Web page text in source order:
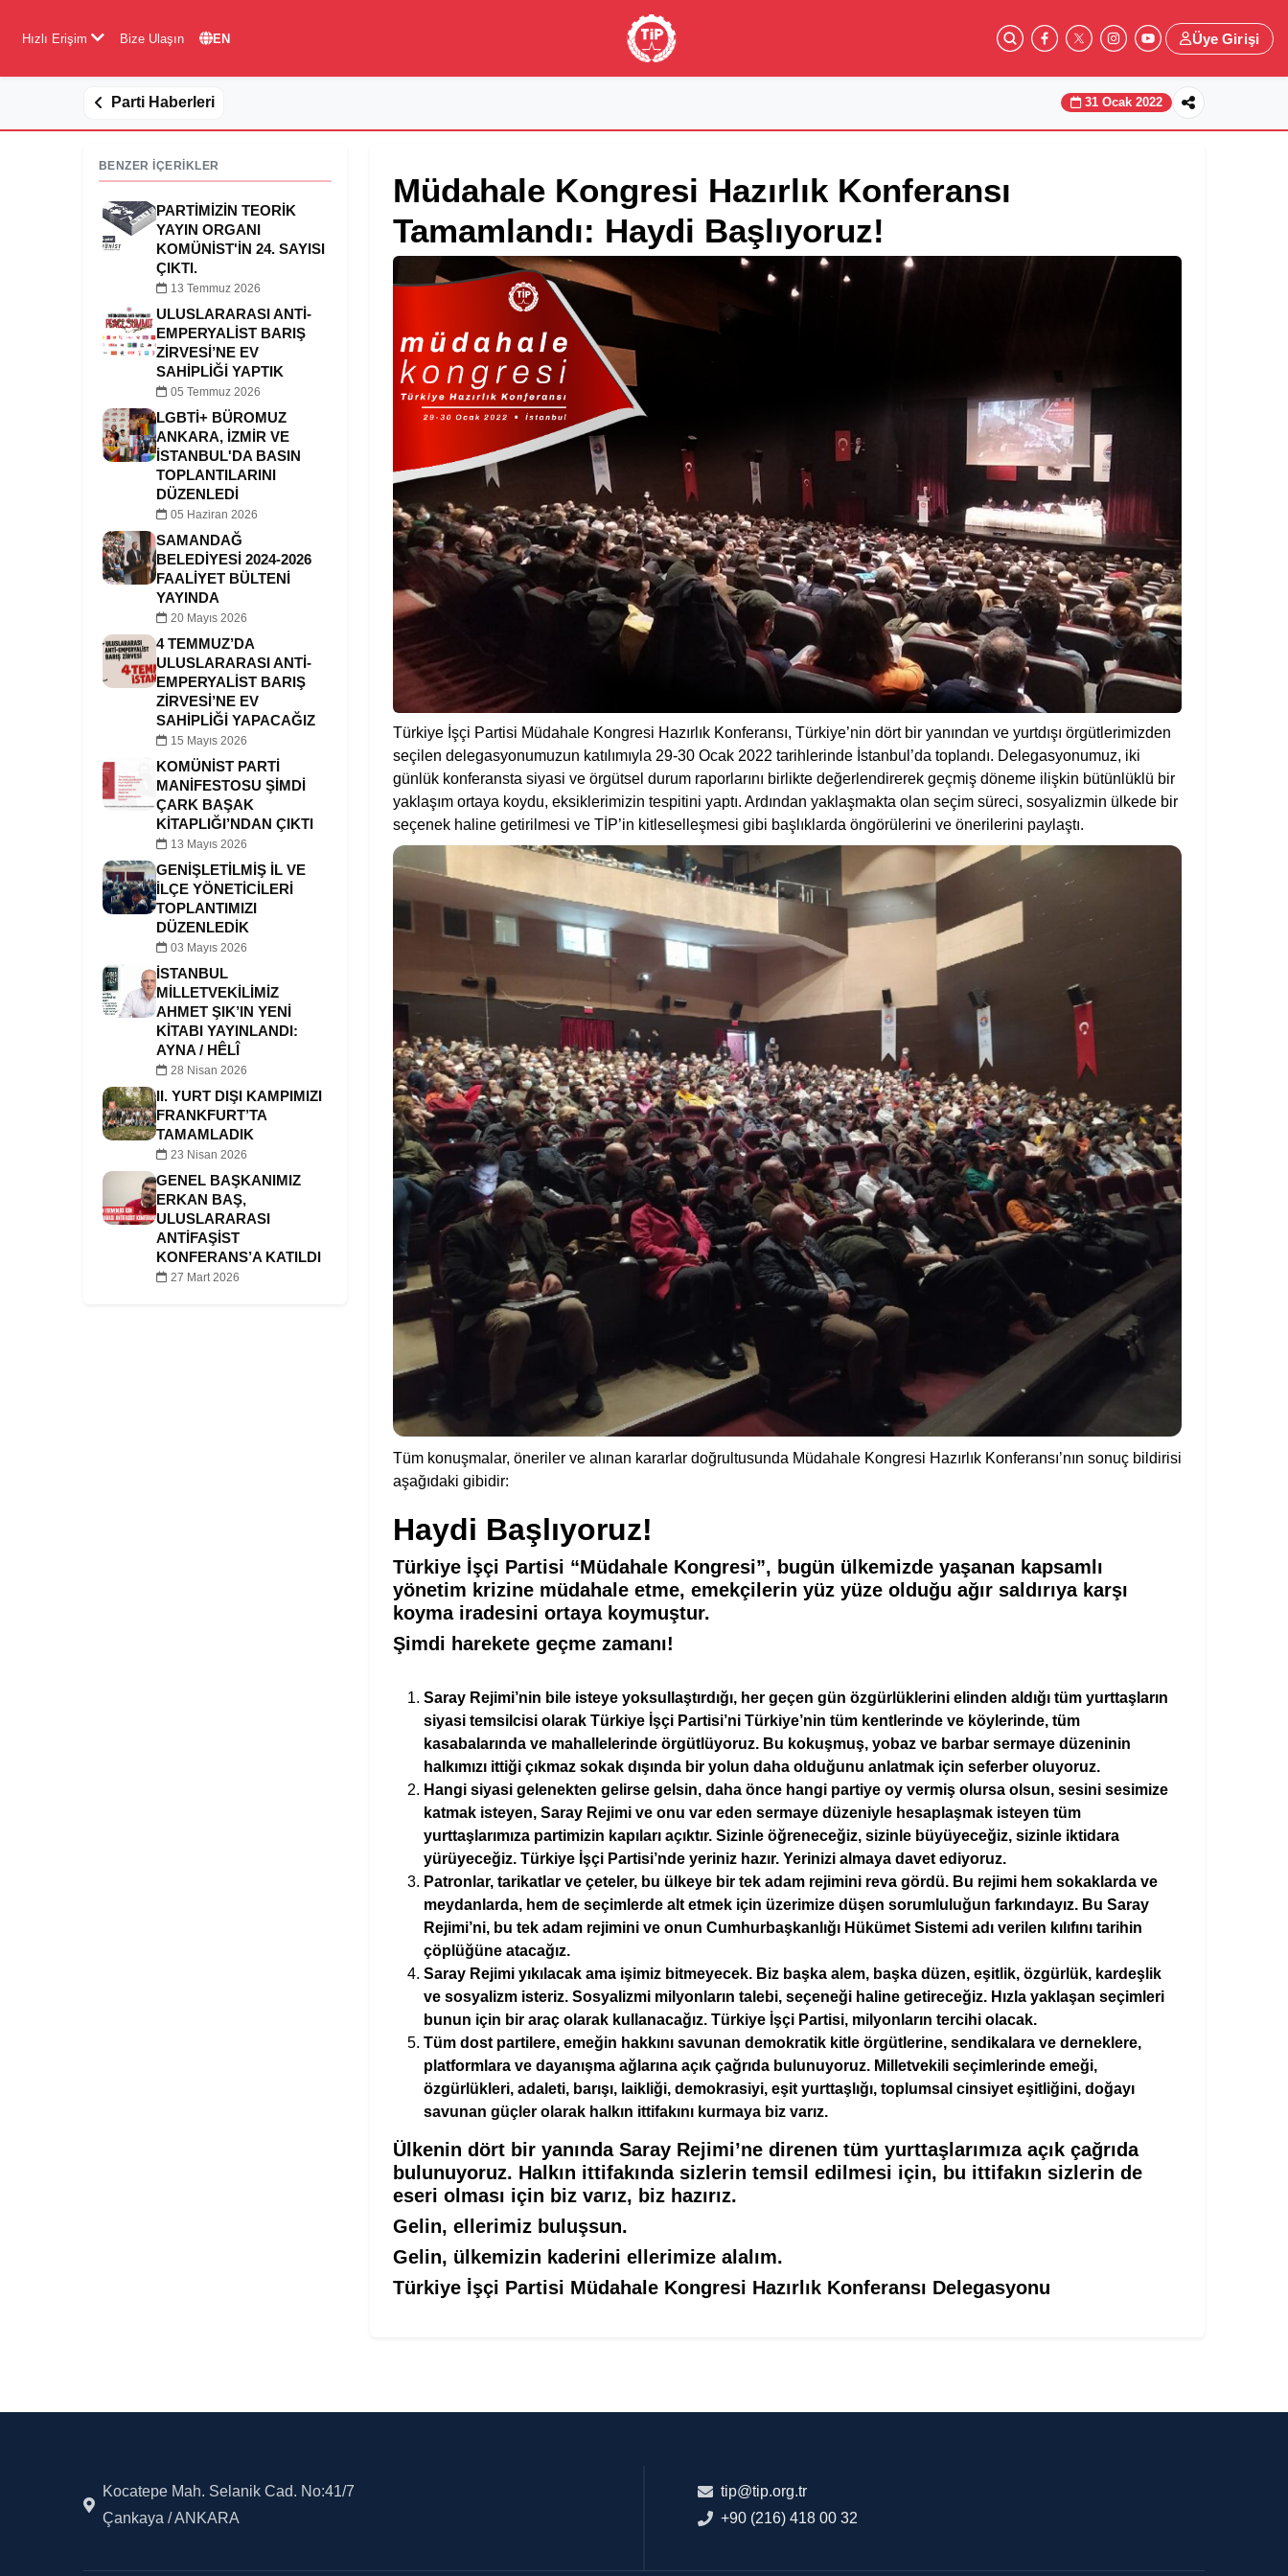
Hızlı Erişim Bize Ulaşın EN Üye Girişi
Parti Haberleri 31 Ocak 2022
BENZER İÇERİKLER
PARTIMIZIN TEORIK
YAYIN ORGANI
KOMÜNIST'IN 24. SAYISI
ÇIKTI.
13 Temmuz 2026
ULUSLARARASI ANTI-
EMPERYALIST BARIŞ
ZIRVESI’NE EV
SAHIPLIĞI YAPTIK
05 Temmuz 2026
LGBTİ+ BÜROMUZ
ANKARA, İZMIR VE
İSTANBUL'DA BASIN
TOPLANTILARINI
DÜZENLEDI
05 Haziran 2026
SAMANDAĞ
BELEDIYESI 2024-2026
FAALIYET BÜLTENI
YAYINDA
20 Mayıs 2026
4 TEMMUZ’DA
ULUSLARARASI ANTI-
EMPERYALIST BARIŞ
ZIRVESI’NE EV
SAHIPLIĞI YAPACAĞIZ
15 Mayıs 2026
KOMÜNIST PARTI
MANIFESTOSU ŞIMDI
ÇARK BAŞAK
KITAPLIĞI’NDAN ÇIKTI
13 Mayıs 2026
GENIŞLETILMIŞ İL VE
İLÇE YÖNETICILERI
TOPLANTIMIZI
DÜZENLEDIK
03 Mayıs 2026
İSTANBUL
MILLETVEKILIMIZ
AHMET ŞIK’IN YENI
KITABI YAYINLANDI:
AYNA / HÊLÎ
28 Nisan 2026
II. YURT DIŞI KAMPIMIZI
FRANKFURT’TA
TAMAMLADIK
23 Nisan 2026
GENEL BAŞKANIMIZ
ERKAN BAŞ,
ULUSLARARASI
ANTIFAŞIST
KONFERANS’A KATILDI
27 Mart 2026
Müdahale Kongresi Hazırlık Konferansı
Tamamlandı: Haydi Başlıyoruz!
Türkiye İşçi Partisi Müdahale Kongresi Hazırlık Konferansı, Türkiye’nin dört bir yanından ve yurtdışı örgütlerimizden
seçilen delegasyonumuzun katılımıyla 29-30 Ocak 2022 tarihlerinde İstanbul’da toplandı. Delegasyonumuz, iki
günlük konferansta siyasi ve örgütsel durum raporlarını birlikte değerlendirerek geçmiş döneme ilişkin bütünlüklü bir
yaklaşım ortaya koydu, eksiklerimizin tespitini yaptı. Ardından yaklaşmakta olan seçim süreci, sosyalizmin ülkede bir
seçenek haline getirilmesi ve TİP’in kitleselleşmesi gibi başlıklarda öngörülerini ve önerilerini paylaştı.
Tüm konuşmalar, öneriler ve alınan kararlar doğrultusunda Müdahale Kongresi Hazırlık Konferansı’nın sonuç bildirisi
aşağıdaki gibidir:
Haydi Başlıyoruz!
Türkiye İşçi Partisi “Müdahale Kongresi”, bugün ülkemizde yaşanan kapsamlı
yönetim krizine müdahale etme, emekçilerin yüz yüze olduğu ağır saldırıya karşı
koyma iradesini ortaya koymuştur.
Şimdi harekete geçme zamanı!
Saray Rejimi’nin bile isteye yoksullaştırdığı, her geçen gün özgürlüklerini elinden aldığı tüm yurttaşların
siyasi temsilcisi olarak Türkiye İşçi Partisi’ni Türkiye’nin tüm kentlerinde ve köylerinde, tüm
kasabalarında ve mahallelerinde örgütlüyoruz. Bu kokuşmuş, yobaz ve barbar sermaye düzeninin
halkımızı ittiği çıkmaz sokak dışında bir yolun daha olduğunu anlatmak için seferber oluyoruz.
Hangi siyasi gelenekten gelirse gelsin, daha önce hangi partiye oy vermiş olursa olsun, sesini sesimize
katmak isteyen, Saray Rejimi ve onu var eden sermaye düzeniyle hesaplaşmak isteyen tüm
yurttaşlarımıza partimizin kapıları açıktır. Sizinle öğreneceğiz, sizinle büyüyeceğiz, sizinle iktidara
yürüyeceğiz. Türkiye İşçi Partisi’nde yeriniz hazır. Yerinizi almaya davet ediyoruz.
Patronlar, tarikatlar ve çeteler, bu ülkeye bir tek adam rejimini reva gördü. Bu rejimi hem sokaklarda ve
meydanlarda, hem de seçimlerde alt etmek için üzerimize düşen sorumluluğun farkındayız. Bu Saray
Rejimi’ni, bu tek adam rejimini ve onun Cumhurbaşkanlığı Hükümet Sistemi adı verilen kılıfını tarihin
çöplüğüne atacağız.
Saray Rejimi yıkılacak ama işimiz bitmeyecek. Biz başka alem, başka düzen, eşitlik, özgürlük, kardeşlik
ve sosyalizm isteriz. Sosyalizmi milyonların talebi, seçeneği haline getireceğiz. Hızla yaklaşan seçimleri
bunun için bir araç olarak kullanacağız. Türkiye İşçi Partisi, milyonların tercihi olacak.
Tüm dost partilere, emeğin hakkını savunan demokratik kitle örgütlerine, sendikalara ve derneklere,
platformlara ve dayanışma ağlarına açık çağrıda bulunuyoruz. Milletvekili seçimlerinde emeği,
özgürlükleri, adaleti, barışı, laikliği, demokrasiyi, eşit yurttaşlığı, toplumsal cinsiyet eşitliğini, doğayı
savunan güçler olarak halkın ittifakını kurmaya biz varız.
Ülkenin dört bir yanında Saray Rejimi’ne direnen tüm yurttaşlarımıza açık çağrıda
bulunuyoruz. Halkın ittifakında sizlerin temsil edilmesi için, bu ittifakın sizlerin de
eseri olması için biz varız, biz hazırız.
Gelin, ellerimiz buluşsun.
Gelin, ülkemizin kaderini ellerimize alalım.
Türkiye İşçi Partisi Müdahale Kongresi Hazırlık Konferansı Delegasyonu
Kocatepe Mah. Selanik Cad. No:41/7
Çankaya / ANKARA
tip@tip.org.tr
+90 (216) 418 00 32